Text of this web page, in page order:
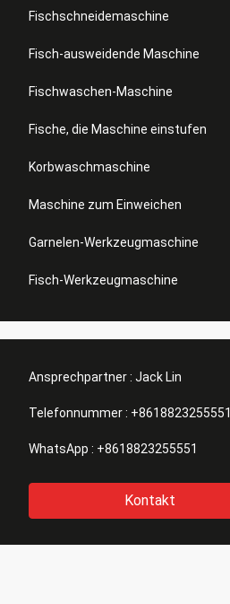
Fischschneidemaschine
Fisch-ausweidende Maschine
Fischwaschen-Maschine
Fische, die Maschine einstufen
Korbwaschmaschine
Maschine zum Einweichen
Garnelen-Werkzeugmaschine
Fisch-Werkzeugmaschine
Ansprechpartner : Jack Lin
Telefonnummer : +8618823255551
WhatsApp : +8618823255551
Kontakt